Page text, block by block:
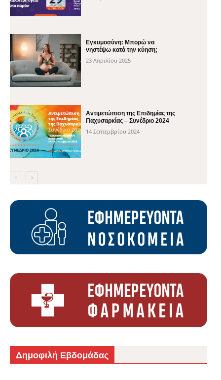
Εγκυμοσύνη: Μπορώ να
νηστέψω κατά την κύηση;
23 Απριλίου 2025
Αντιμετώπιση της Επιδημίας της
Παχυσαρκίας – Συνέδριο 2024
14 Σεπτεμβρίου 2024
Δημοφιλή Εβδομάδας